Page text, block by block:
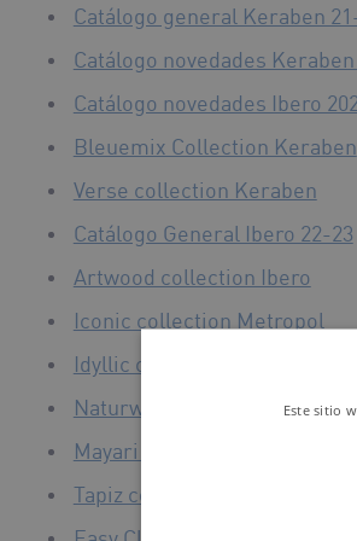
Catálogo general Keraben
Catálogo novedades Keraben
Catálogo novedades Ibero
Bleuemix Collection Keraben
Verse collection Keraben
Catálogo General Ibero 22-23
Artwood collection Ibero
Iconic collection Metropol
Idyllic collection Keraben
Naturwood collection
Mayari collection_Metropol
Tapiz collection Keraben
Este sitio